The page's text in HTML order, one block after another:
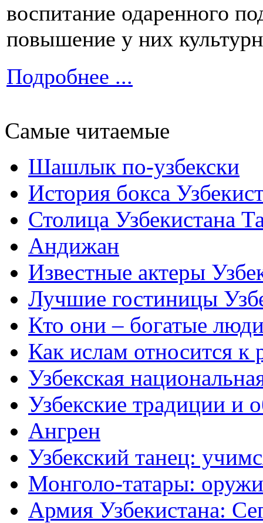
воспитание одаренного
повышение у них
Подробнее ...
Самые читаемые
Шашлык по-узбекски
История бокса
Столица Узбекистана
Андижан
Известные актеры
Лучшие гостиницы
Кто они – богатые
Как ислам относится к
Узбекская
Узбекские традиции и
Ангрен
Узбекский танец:
Монголо-татары:
Армия Узбекистана: